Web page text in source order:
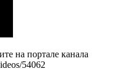
на портале канала
54062